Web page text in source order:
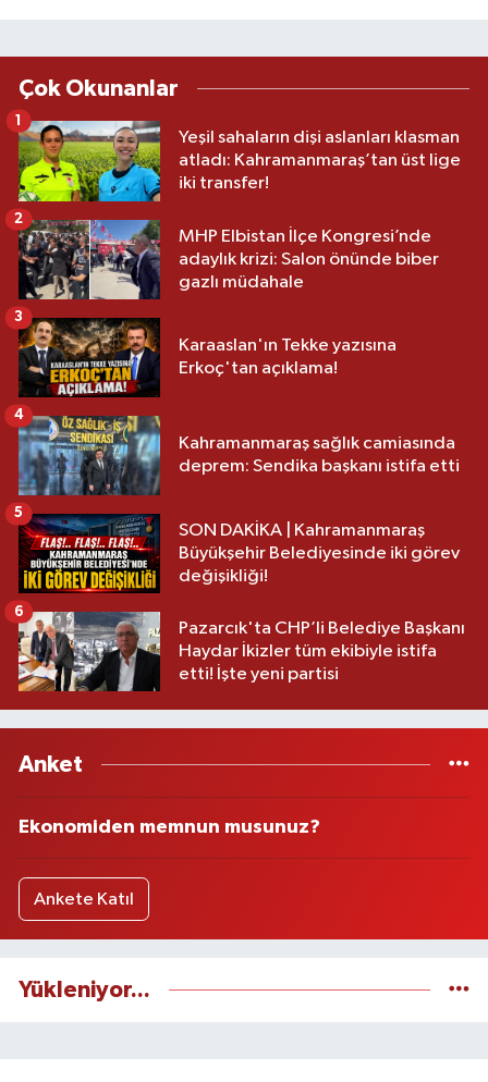
Çok Okunanlar
Yeşil sahaların dişi aslanları klasman
atladı: Kahramanmaraş’tan üst lige
iki transfer!
1
MHP Elbistan İlçe Kongresi’nde
adaylık krizi: Salon önünde biber
gazlı müdahale
2
Karaaslan'ın Tekke yazısına
Erkoç'tan açıklama!
3
Kahramanmaraş sağlık camiasında
deprem: Sendika başkanı istifa etti
4
SON DAKİKA | Kahramanmaraş
Büyükşehir Belediyesinde iki görev
değişikliği!
5
Pazarcık'ta CHP’li Belediye Başkanı
Haydar İkizler tüm ekibiyle istifa
etti! İşte yeni partisi
6
Anket
Ekonomiden memnun musunuz?
Ankete Katıl
Yükleniyor...